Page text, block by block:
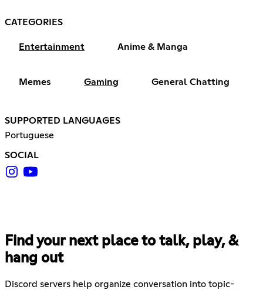
CATEGORIES
Entertainment Anime & Manga
Memes Gaming General Chatting
SUPPORTED LANGUAGES
Portuguese
SOCIAL
Find your next place to talk, play, &
hang out
Discord servers help organize conversation into topic-